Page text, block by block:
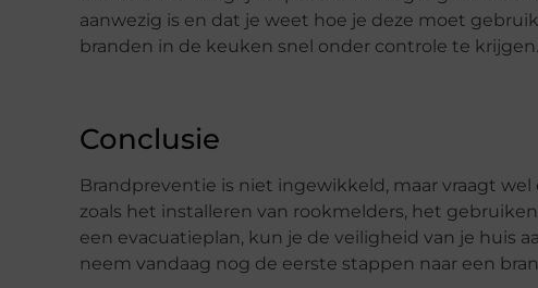
aanwezig is en dat je weet hoe je deze moet
branden in de keuken snel onder controle te krijgen.
Conclusie
Brandpreventie is niet ingewikkeld, maar vraagt
zoals het installeren van rookmelders, het
een evacuatieplan, kun je de veiligheid van je huis
neem vandaag nog de eerste stappen naar een